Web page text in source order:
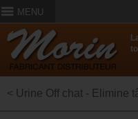
MENU
< Urine Off chat - Elimine